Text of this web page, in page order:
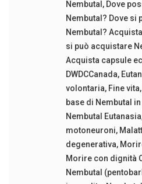
Nembutal , Dove
Nembutal? Dove si
Nembutal?
si può acquistare
Acquista capsule
DWDCCanada,
volontaria, Fine vita,
base di Nembutal
Nembutal Eutanasia
motoneuroni,
degenerativa,
Morire con dignità
Nembutal